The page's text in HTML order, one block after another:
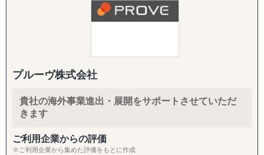
「はじめての国・地域」だからこそ、事業を成功させるに
は、協業することは重要な要素となってきます。
ト代行・全般コンサルティングまでカバー。あわせて輸出
入代行、現地倉庫・物流オペレーションの構築まで、実務
5. 戦略パートナーとしての伴走
社内に海外事業の専門人材がいない企業さまの「意思決定
CEO/COOがプロジェクトマネージャーとして直接関与
し、責任を持って成果にコミットします。
【海外進出パッケージ（ライト）】
・文化やビジネスマナーに関するトレーニング
4. 海外進出戦略・事業計画支援
■弊社Visalが選ばれる理由
インドネシアを含むASEAN主要5カ国（フィリピン、マレ
ーシア、ベトナム、タイ）に特化した現地密着型のサポー
・成果コミット型のアプローチ：
物流と営業代行を融合させた独自のサービスで、
これまで多くの企業の海外進出を成功に導いてきました。
【圧倒的な台湾ネットワーク】
創業以来、台湾に毎月渡航し構築してきた強固なパートナ
ーシップにより、
他社では提供できない販路開拓ルートを確保。食品、酒、
米、庭木、観賞魚などの特殊分野でも確かな実績を持ち、
【貿易業界の"異端児"としての挑戦】
プルーヴ株式会社
貴社の海外事業進出・展開をサポートさせていただ
きます
ご利用企業からの評価
※ご利用企業から集めた評価をもとに作成